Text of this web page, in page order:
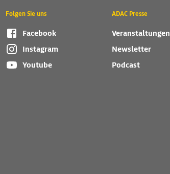
Folgen Sie uns
Facebook
Instagram
Youtube
ADAC Presse
Veranstaltungen
Newsletter
Podcast